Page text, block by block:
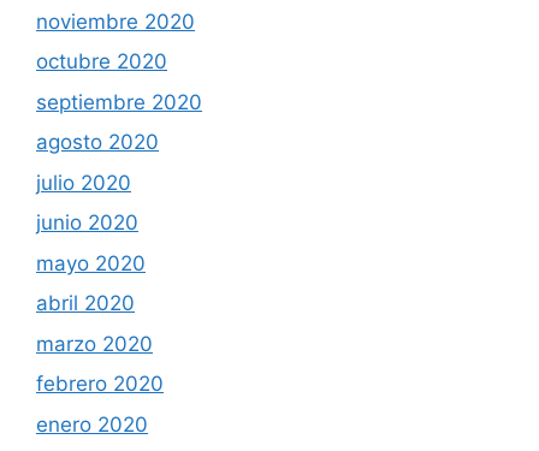
noviembre 2020
octubre 2020
septiembre 2020
agosto 2020
julio 2020
junio 2020
mayo 2020
abril 2020
marzo 2020
febrero 2020
enero 2020